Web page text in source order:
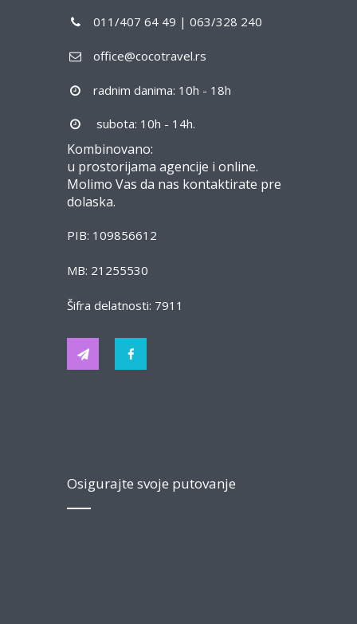
011/407 64 49 | 063/328 240
office@cocotravel.rs
radnim danima: 10h - 18h
subota: 10h - 14h.
Kombinovano:
u prostorijama agencije i online.
Molimo Vas da nas kontaktirate pre
dolaska.
PIB: 109856612
MB: 21255530
Šifra delatnosti: 7911
Osigurajte svoje putovanje